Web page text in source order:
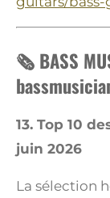
🗞️ BASS
13. Top 10
juin 2026
La sélection